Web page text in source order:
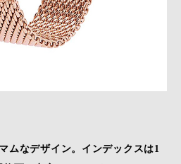
ムなデザイン。インデックスは1